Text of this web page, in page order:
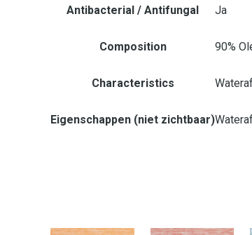
Antibacterial / Antifungal Ja
Composition 90%
Characteristics
Eigenschappen (niet zichtbaar)